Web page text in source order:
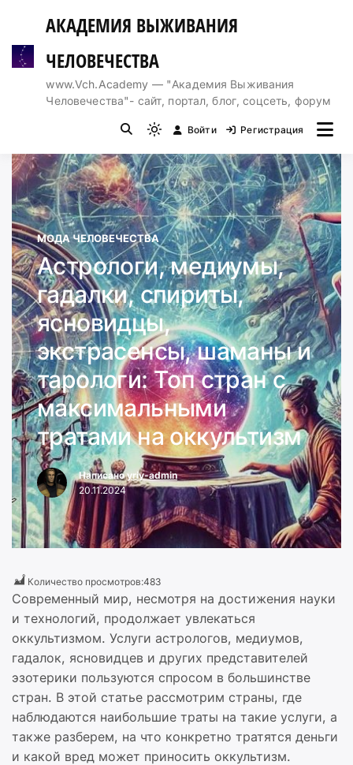
содержимому
АКАДЕМИЯ ВЫЖИВАНИЯ
ЧЕЛОВЕЧЕСТВА
www.Vch.Academy — "Академия Выживания
Человечества"- сайт, портал, блог, соцсеть, форум
Light
mode
(click
to
switch
to
dark)
Войти Регистрация
МОДА ЧЕЛОВЕЧЕСТВА
Астрологи, медиумы,
гадалки, спириты,
ясновидцы,
экстрасенсы, шаманы и
тарологи: Топ стран с
максимальными
тратами на оккультизм
Написаноyriy-admin
20.11.2024
Количество просмотров:483
Современный мир, несмотря на достижения науки
и технологий, продолжает увлекаться
оккультизмом. Услуги астрологов, медиумов,
гадалок, ясновидцев и других представителей
эзотерики пользуются спросом в большинстве
стран. В этой статье рассмотрим страны, где
наблюдаются наибольшие траты на такие услуги, а
также разберем, на что конкретно тратятся деньги
и какой вред может приносить оккультизм.